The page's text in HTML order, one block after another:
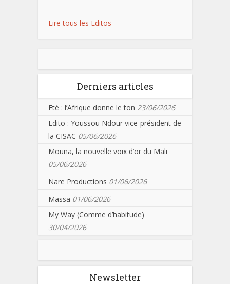
Lire tous les Editos
Derniers articles
Eté : l’Afrique donne le ton 23/06/2026
Edito : Youssou Ndour vice-président de
la CISAC 05/06/2026
Mouna, la nouvelle voix d’or du Mali
05/06/2026
Nare Productions 01/06/2026
Massa 01/06/2026
My Way (Comme d’habitude)
30/04/2026
Newsletter